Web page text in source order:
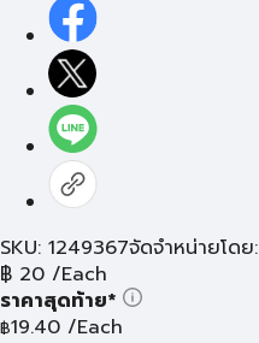
SKU: 1249367จัดจำหน่ายโดย:
฿ 20 /Each
ราคาสุดท้าย*
฿19.40 /Each